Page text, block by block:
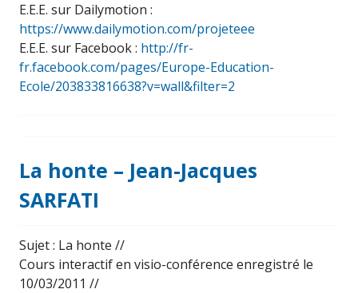
E.E.E. sur Dailymotion :
https://www.dailymotion.com/projeteee
E.E.E. sur Facebook : http://fr-
fr.facebook.com/pages/Europe-Education-
Ecole/203833816638?v=wall&filter=2
La honte – Jean-Jacques
SARFATI
Sujet : La honte //
Cours interactif en visio-conférence enregistré le
10/03/2011 //